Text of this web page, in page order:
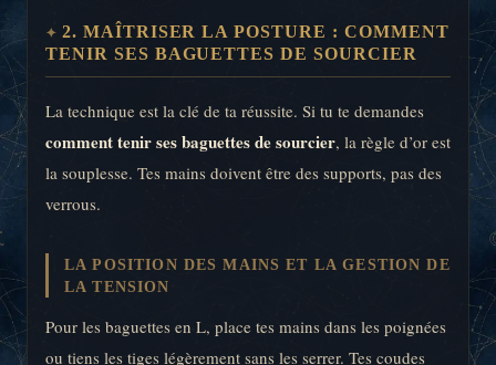
2. MAÎTRISER LA POSTURE : COMMENT
TENIR SES BAGUETTES DE SOURCIER
La technique est la clé de ta réussite. Si tu te demandes
comment tenir ses baguettes de sourcier, la règle d’or est
la souplesse. Tes mains doivent être des supports, pas des
verrous.
LA POSITION DES MAINS ET LA GESTION DE
LA TENSION
Pour les baguettes en L, place tes mains dans les poignées
ou tiens les tiges légèrement sans les serrer. Tes coudes